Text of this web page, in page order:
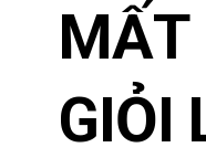
MẤT
GIỎI